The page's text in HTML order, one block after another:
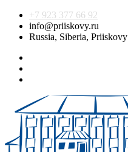
+7 923 377 66 92
info@priiskovy.ru
Russia, Siberia, Priiskovy